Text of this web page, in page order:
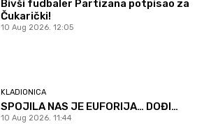
Bivši fudbaler Partizana potpisao za
Čukarički!
10 Aug 2026. 12:05
KLADIONICA
SPOJILA NAS JE EUFORIJA… DOĐI…
10 Aug 2026. 11:44